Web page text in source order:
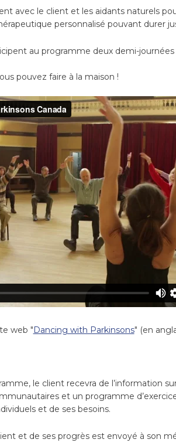
avec le client et les aidants naturels
personnalisé pouvant durer
au programme deux demi-journées
pouvez faire à la maison !
web "Dancing with Parkinsons" (en
le client recevra de l’information
et un programme
et de ses besoins.
et de ses progrès est envoyé à son